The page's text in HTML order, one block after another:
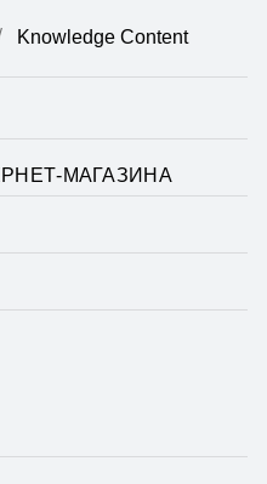
Knowledge Content
МАГАЗИНА